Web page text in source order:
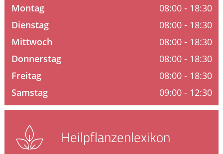
Krankheiten & Therapie
GESUND IM ALTER
ELTERN UND KIND
Montag
08:00 - 18:30
Dienstag
08:00 - 18:30
Mittwoch
08:00 - 18:30
Donnerstag
08:00 - 18:30
Freitag
08:00 - 18:30
Samstag
09:00 - 12:30
Heilpflanzen­lexikon